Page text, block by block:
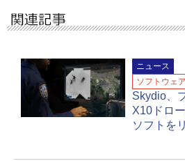
ニュース
ソフトウェア
Skydio、
X10ドロ
ソフトを